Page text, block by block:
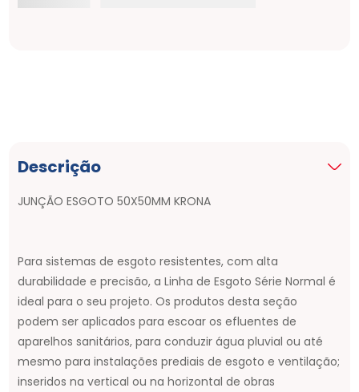
Descrição
JUNÇÃO ESGOTO 50X50MM KRONA
Para sistemas de esgoto resistentes, com alta
durabilidade e precisão, a Linha de Esgoto Série Normal é
ideal para o seu projeto. Os produtos desta seção
podem ser aplicados para escoar os efluentes de
aparelhos sanitários, para conduzir água pluvial ou até
mesmo para instalações prediais de esgoto e ventilação;
inseridos na vertical ou na horizontal de obras